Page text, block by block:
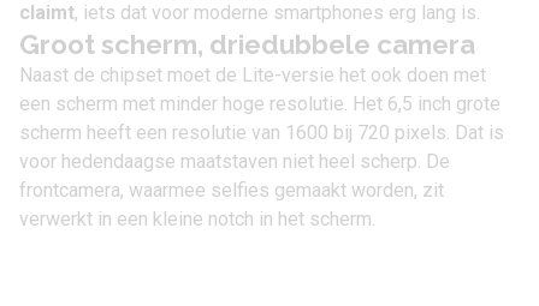
claimt, iets dat voor moderne smartphones erg lang is.
Groot scherm, driedubbele camera
Naast de chipset moet de Lite-versie het ook doen met
een scherm met minder hoge resolutie. Het 6,5 inch grote
scherm heeft een resolutie van 1600 bij 720 pixels. Dat is
voor hedendaagse maatstaven niet heel scherp. De
frontcamera, waarmee selfies gemaakt worden, zit
verwerkt in een kleine notch in het scherm.